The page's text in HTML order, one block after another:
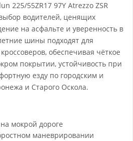
225/55ZR17 97Y Atrezzo ZSR
водителей, ценящих
на асфальте и уверенность в
шины подходят для
обеспечивая чёткое
покрытии, устойчивость при
езду по городским и
и Старого Оскола.
мокрой дороге
маневрировании